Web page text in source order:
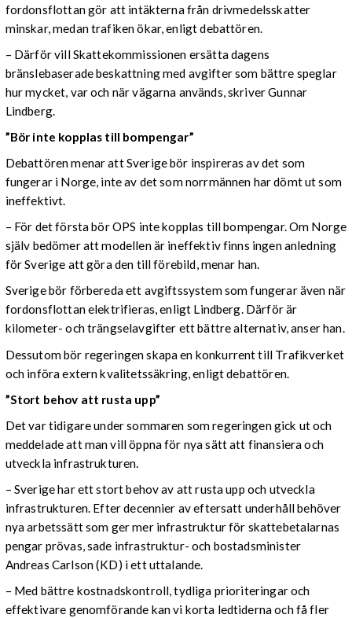
fordonsflottan gör att intäkterna från drivmedelsskatter
minskar, medan trafiken ökar, enligt debattören.
– Därför vill Skattekommissionen ersätta dagens
bränslebaserade beskattning med avgifter som bättre speglar
hur mycket, var och när vägarna används, skriver Gunnar
Lindberg.
”Bör inte kopplas till bompengar”
Debattören menar att Sverige bör inspireras av det som
fungerar i Norge, inte av det som norrmännen har dömt ut som
ineffektivt.
– För det första bör OPS inte kopplas till bompengar. Om Norge
själv bedömer att modellen är ineffektiv finns ingen anledning
för Sverige att göra den till förebild, menar han.
Sverige bör förbereda ett avgiftssystem som fungerar även när
fordonsflottan elektrifieras, enligt Lindberg. Därför är
kilometer- och trängselavgifter ett bättre alternativ, anser han.
Dessutom bör regeringen skapa en konkurrent till Trafikverket
och införa extern kvalitetssäkring, enligt debattören.
”Stort behov att rusta upp”
Det var tidigare under sommaren som regeringen gick ut och
meddelade att man vill öppna för nya sätt att finansiera och
utveckla infrastrukturen.
– Sverige har ett stort behov av att rusta upp och utveckla
infrastrukturen. Efter decennier av eftersatt underhåll behöver
nya arbetssätt som ger mer infrastruktur för skattebetalarnas
pengar prövas, sade infrastruktur- och bostadsminister
Andreas Carlson (KD) i ett uttalande.
– Med bättre kostnadskontroll, tydliga prioriteringar och
effektivare genomförande kan vi korta ledtiderna och få fler